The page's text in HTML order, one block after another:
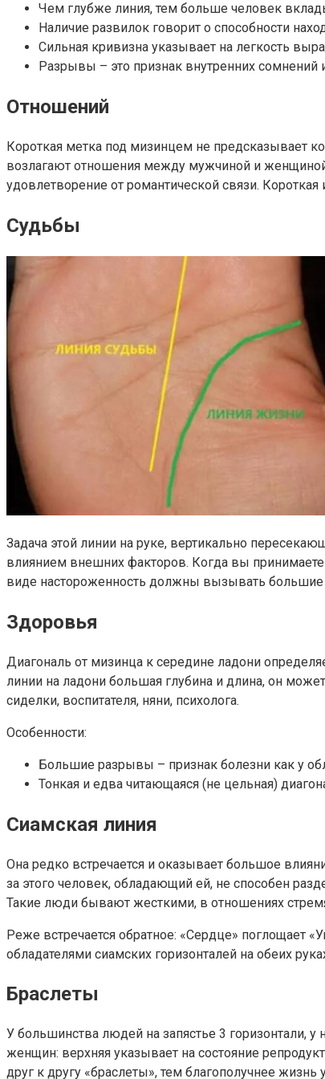
Чем глубже линия, тем больше человек
Наличие развилок говорит о способности
Сильная кривизна указывает на легкость
Разрывы – это признак внутренних сомнений
Отношений
Короткая метка под мизинцем не предсказывает
возлагают отношения между мужчиной и
удовлетворение от романтической связи.
Судьбы
Задача этой линии на руке, вертикально
влиянием внешних факторов. Когда вы
виде настороженность должны вызывать большие
Здоровья
Диагональ от мизинца к середине ладони
линии на ладони большая глубина и длина, он
сиделки, воспитателя, няни, психолога.
Особенности:
Большие разрывы – признак болезни как у
Тонкая и едва читающаяся (не цельная)
Сиамская линия
Она редко встречается и оказывает большое
за этого человек, обладающий ей, не способен
Такие люди бывают жесткими, в отношениях
Реже встречается обратное: «Сердце» поглощает
обладателями сиамских горизонталей на обеих
Браслеты
У большинства людей на запястье 3 горизонтали,
женщин: верхняя указывает на состояние
друг к другу «браслеты», тем благополучнее